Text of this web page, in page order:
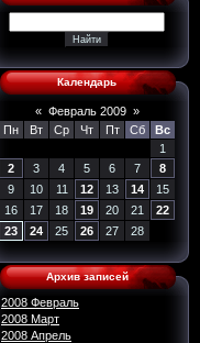
Календарь
« Февраль 2009 »
Пн
Вт Ср Чт Пт Сб
Вс
1
2
3 4 5 6 7
8
9
10 11 12 13 14
15
16
17 18 19 20 21
22
23
24 25 26 27 28
Архив записей
2008 Февраль
2008 Март
2008 Апрель